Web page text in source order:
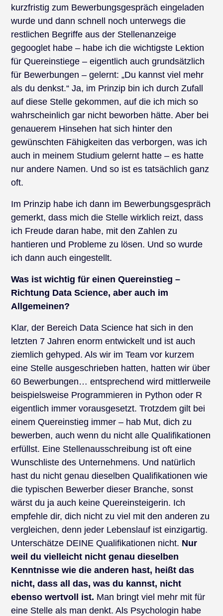
kurzfristig zum Bewerbungsgespräch eingeladen
wurde und dann schnell noch unterwegs die
restlichen Begriffe aus der Stellenanzeige
gegooglet habe – habe ich die wichtigste Lektion
für Quereinstiege – eigentlich auch grundsätzlich
für Bewerbungen – gelernt: „Du kannst viel mehr
als du denkst.“ Ja, im Prinzip bin ich durch Zufall
auf diese Stelle gekommen, auf die ich mich so
wahrscheinlich gar nicht beworben hätte. Aber bei
genauerem Hinsehen hat sich hinter den
gewünschten Fähigkeiten das verborgen, was ich
auch in meinem Studium gelernt hatte – es hatte
nur andere Namen. Und so ist es tatsächlich ganz
oft.
Im Prinzip habe ich dann im Bewerbungsgespräch
gemerkt, dass mich die Stelle wirklich reizt, dass
ich Freude daran habe, mit den Zahlen zu
hantieren und Probleme zu lösen. Und so wurde
ich dann auch eingestellt.
Was ist wichtig für einen Quereinstieg –
Richtung Data Science, aber auch im
Allgemeinen?
Klar, der Bereich Data Science hat sich in den
letzten 7 Jahren enorm entwickelt und ist auch
ziemlich gehyped. Als wir im Team vor kurzem
eine Stelle ausgeschrieben hatten, hatten wir über
60 Bewerbungen… entsprechend wird mittlerweile
beispielsweise Programmieren in Python oder R
eigentlich immer vorausgesetzt. Trotzdem gilt bei
einem Quereinstieg immer – hab Mut, dich zu
bewerben, auch wenn du nicht alle Qualifikationen
erfüllst. Eine Stellenausschreibung ist oft eine
Wunschliste des Unternehmens. Und natürlich
hast du nicht genau dieselben Qualifikationen wie
die typischen Bewerber dieser Branche, sonst
wärst du ja auch keine Quereinsteigerin. Ich
empfehle dir, dich nicht zu viel mit den anderen zu
vergleichen, denn jeder Lebenslauf ist einzigartig.
Unterschätze DEINE Qualifikationen nicht. Nur
weil du vielleicht nicht genau dieselben
Kenntnisse wie die anderen hast, heißt das
nicht, dass all das, was du kannst, nicht
ebenso wertvoll ist. Man bringt viel mehr mit für
eine Stelle als man denkt. Als Psychologin habe